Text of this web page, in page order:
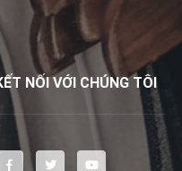
NỐI VỚI CHÚNG TÔI